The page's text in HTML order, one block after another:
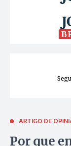
ARTIGO DE
Por que